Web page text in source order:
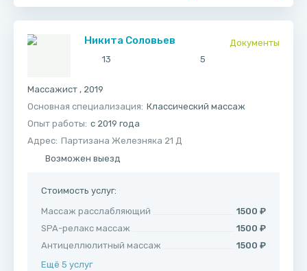
Никита Соловьев
Документы
13
5
Массажист , 2019
Основная специализация: Классический массаж
Опыт работы: с 2019 года
Адрес: Партизана Железняка 21 Д
Возможен выезд
Стоимость услуг:
Массаж расслабляющий
1500 ₽
SPA-релакс массаж
1500 ₽
Антицеллюлитный массаж
1500 ₽
Ещё 5 услуг